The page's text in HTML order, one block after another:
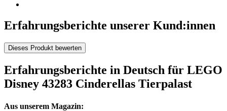
Erfahrungsberichte unserer Kund:innen
Dieses Produkt bewerten
Erfahrungsberichte in Deutsch für LEGO
Disney 43283 Cinderellas Tierpalast
Aus unserem Magazin: